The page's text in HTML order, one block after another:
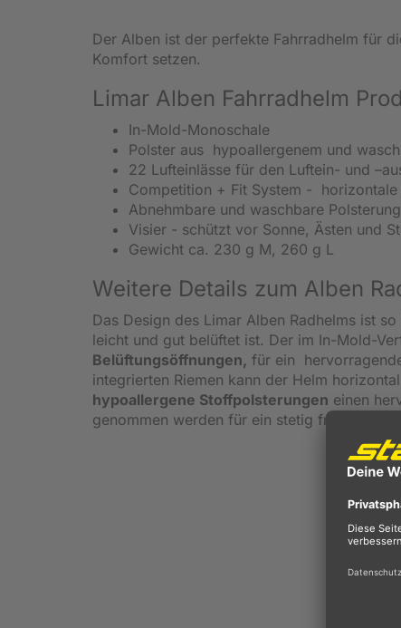
Der Alben ist der perfekte Fahrradhelm für
Komfort setzen.
Limar Alben Fahrradhelm
In-Mold-Monoschale
Polster aus hypoallergenem und
22 Lufteinlässe für den Luftein- und
Competition + Fit System -
Abnehmbare und waschbare
Visier - schützt vor Sonne, Ästen und
Gewicht ca. 230 g M, 260 g L
Weitere Details zum Alben
Das Design des Limar Alben Radhelms ist
leicht und gut belüftet ist. Der im In-Mold-
Belüftungsöffnungen, für ein
integrierten Riemen kann der Helm
hypoallergene Stoffpolsterungen einen
genommen werden für ein stetig frisches